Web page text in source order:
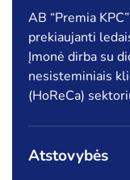
AB “Premia
prekiaujanti
Įmonė dirba su
nesisteminiais
(HoReCa)
Atstovybės